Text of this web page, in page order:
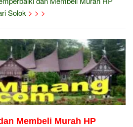
Solok > > >
Membeli Murah HP